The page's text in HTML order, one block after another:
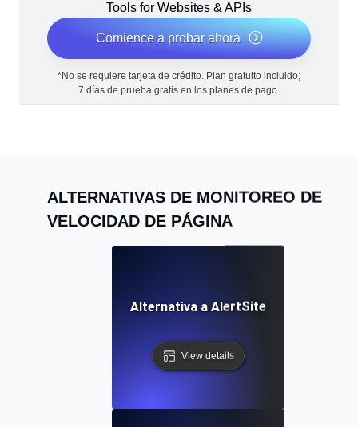
Tools for Websites & APIs
Comience a probar ahora
*No se requiere tarjeta de crédito. Plan gratuito incluido;
7 días de prueba gratis en los planes de pago.
ALTERNATIVAS DE MONITOREO DE
VELOCIDAD DE PÁGINA
Alternativa a AlertSite
View details